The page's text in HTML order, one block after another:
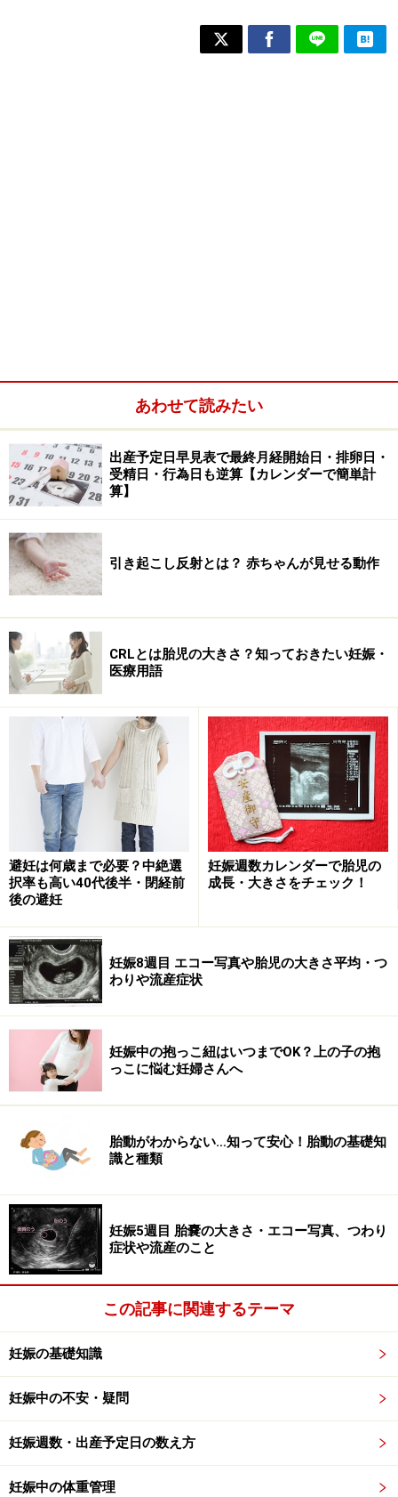
あわせて読みたい
出産予定日早見表で最終月経開始日・排卵日・
受精日・行為日も逆算【カレンダーで簡単計
算】
引き起こし反射とは？ 赤ちゃんが見せる動作
CRLとは胎児の大きさ？知っておきたい妊娠・
医療用語
避妊は何歳まで必要？中絶選
択率も高い40代後半・閉経前
後の避妊
妊娠週数カレンダーで胎児の
成長・大きさをチェック！
妊娠8週目 エコー写真や胎児の大きさ平均・つ
わりや流産症状
妊娠中の抱っこ紐はいつまでOK？上の子の抱
っこに悩む妊婦さんへ
胎動がわからない…知って安心！胎動の基礎知
識と種類
妊娠5週目 胎嚢の大きさ・エコー写真、つわり
症状や流産のこと
この記事に関連するテーマ
妊娠の基礎知識
妊娠中の不安・疑問
妊娠週数・出産予定日の数え方
妊娠中の体重管理